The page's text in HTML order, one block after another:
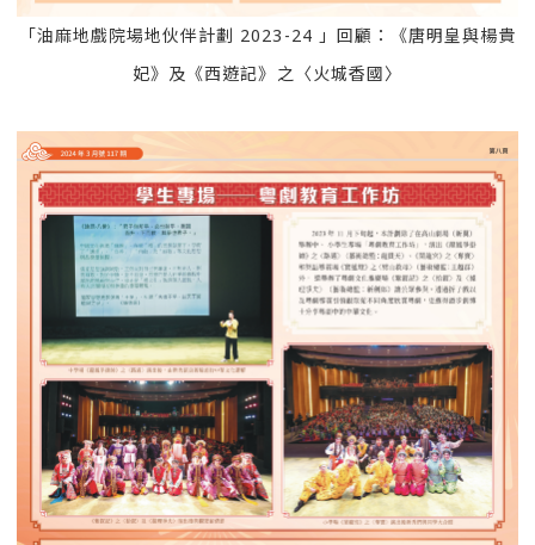
「油麻地戲院場地伙伴計劃 2023-24 」回顧：《唐明皇與楊貴
妃》及《西遊記》之〈火城香國〉